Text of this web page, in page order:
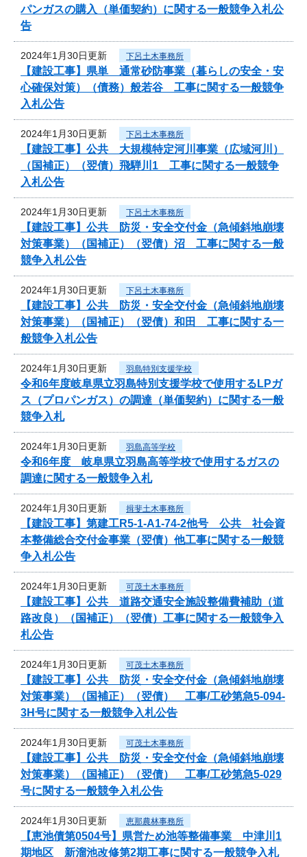
パンガスの購入（単価契約）に関する一般競争入札公
告
2024年1月30日更新 下呂土木事務所
【建設工事】県単 通常砂防事業（暮らしの安全・安
心確保対策）（債務）般若谷 工事に関する一般競争
入札公告
2024年1月30日更新 下呂土木事務所
【建設工事】公共 大規模特定河川事業（広域河川）
（国補正）（翌債）飛騨川1 工事に関する一般競争
入札公告
2024年1月30日更新 下呂土木事務所
【建設工事】公共 防災・安全交付金（急傾斜地崩壊
対策事業）（国補正）（翌債）沼 工事に関する一般
競争入札公告
2024年1月30日更新 下呂土木事務所
【建設工事】公共 防災・安全交付金（急傾斜地崩壊
対策事業）（国補正）（翌債）和田 工事に関する一
般競争入札公告
2024年1月30日更新 羽島特別支援学校
令和6年度岐阜県立羽島特別支援学校で使用するLPガ
ス（プロパンガス）の調達（単価契約）に関する一般
競争入札
2024年1月30日更新 羽島高等学校
令和6年度 岐阜県立羽島高等学校で使用するガスの
調達に関する一般競争入札
2024年1月30日更新 揖斐土木事務所
【建設工事】第建工R5-1-A1-74-2他号 公共 社会資
本整備総合交付金事業（翌債）他工事に関する一般競
争入札公告
2024年1月30日更新 可茂土木事務所
【建設工事】公共 道路交通安全施設整備費補助（道
路改良）（国補正）（翌債）工事に関する一般競争入
札公告
2024年1月30日更新 可茂土木事務所
【建設工事】公共 防災・安全交付金（急傾斜地崩壊
対策事業）（国補正）（翌債） 工事/工砂第急5-094-
3H号に関する一般競争入札公告
2024年1月30日更新 可茂土木事務所
【建設工事】公共 防災・安全交付金（急傾斜地崩壊
対策事業）（国補正）（翌債） 工事/工砂第急5-029
号に関する一般競争入札公告
2024年1月30日更新 恵那農林事務所
【恵池債第0504号】県営ため池等整備事業 中津川1
期地区 新溜池改修第2期工事に関する一般競争入札